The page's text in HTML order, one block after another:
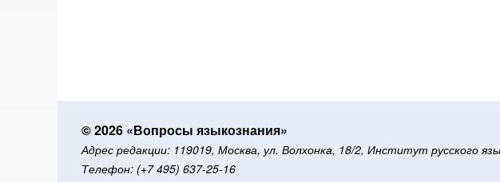
© 2026 «Вопросы языкознания»
Адрес редакции: 119019, Москва, ул. Волхонка, 18/2, Институт русского
Телефон: (+7 495) 637-25-16